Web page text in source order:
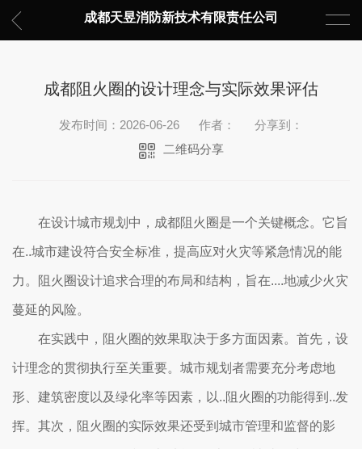
成都天昱消防新技术有限责任公司
成都阻火圈的设计理念与实际效果评估
发布时间：2026-06-26 作者：
分享到：
二维码分享
在设计城市规划中，成都阻火圈是一个关键概念。它旨
在..城市建设符合安全标准，提高应对火灾等紧急情况的能
力。阻火圈设计追求合理的布局和结构，旨在....地减少火灾
蔓延的风险。
在实践中，阻火圈的效果取决于多方面因素。首先，设
计理念的贯彻执行至关重要。城市规划者需要充分考虑地
形、建筑密度以及绿化率等因素，以..阻火圈的功能得到..发
挥。其次，阻火圈的实际效果还受到城市管理和监督的影